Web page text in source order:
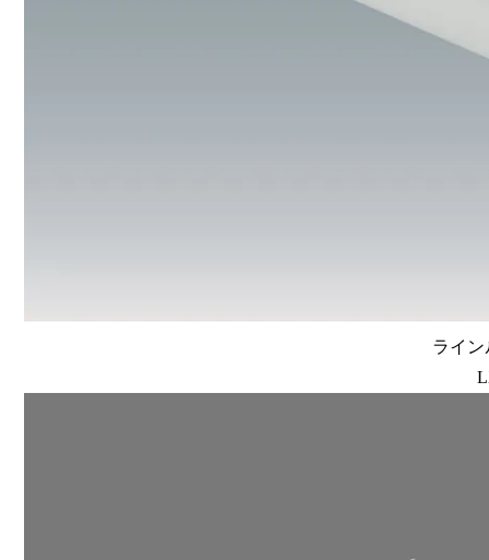
ライン